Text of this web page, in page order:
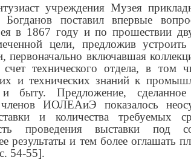
учреждения Музея
поставил впервые
в 1867 году и по прошествии
цели, предложив
первоначально включавшая
технического отдела, в том
и технических знаний к
и быту. Предложение,
членов ИОЛЕАиЭ показалось
и количества требуемых
проведения выставки под
результаты и тем более оглашать
54-55].